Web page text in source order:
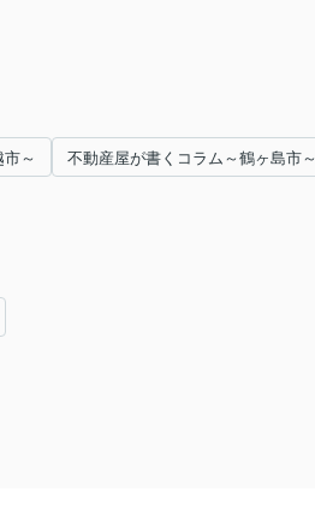
～ 不動産屋が書くコラム～鶴ヶ島市～